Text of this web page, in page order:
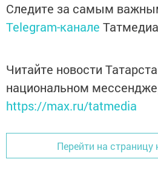
Следите за самым
Telegram-канале Татмедиа
Читайте новости
национальном
https://max.ru/tatmedia
Перейти на страницу